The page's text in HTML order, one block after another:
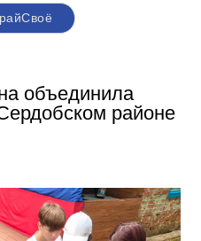
объединила
районе